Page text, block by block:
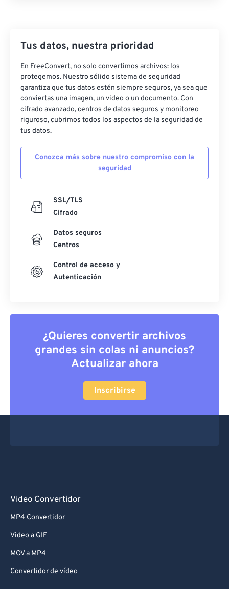
Tus datos, nuestra prioridad
En FreeConvert, no solo convertimos archivos: los
protegemos. Nuestro sólido sistema de seguridad
garantiza que tus datos estén siempre seguros, ya sea que
conviertas una imagen, un video o un documento. Con
cifrado avanzado, centros de datos seguros y monitoreo
riguroso, cubrimos todos los aspectos de la seguridad de
tus datos.
Conozca más sobre nuestro compromiso con la
seguridad
SSL/TLS
Cifrado
Datos seguros
Centros
Control de acceso y
Autenticación
¿Quieres convertir archivos
grandes sin colas ni anuncios?
Actualizar ahora
Inscribirse
Video Convertidor
MP4 Convertidor
Video a GIF
MOV a MP4
Convertidor de vídeo